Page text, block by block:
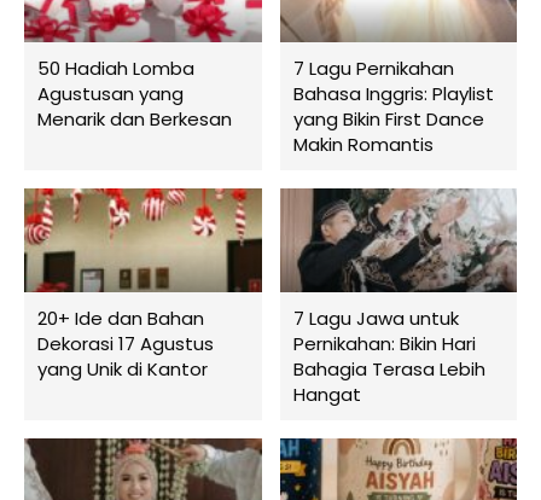
50 Hadiah Lomba
Agustusan yang
Menarik dan Berkesan
7 Lagu Pernikahan
Bahasa Inggris: Playlist
yang Bikin First Dance
Makin Romantis
20+ Ide dan Bahan
Dekorasi 17 Agustus
yang Unik di Kantor
7 Lagu Jawa untuk
Pernikahan: Bikin Hari
Bahagia Terasa Lebih
Hangat